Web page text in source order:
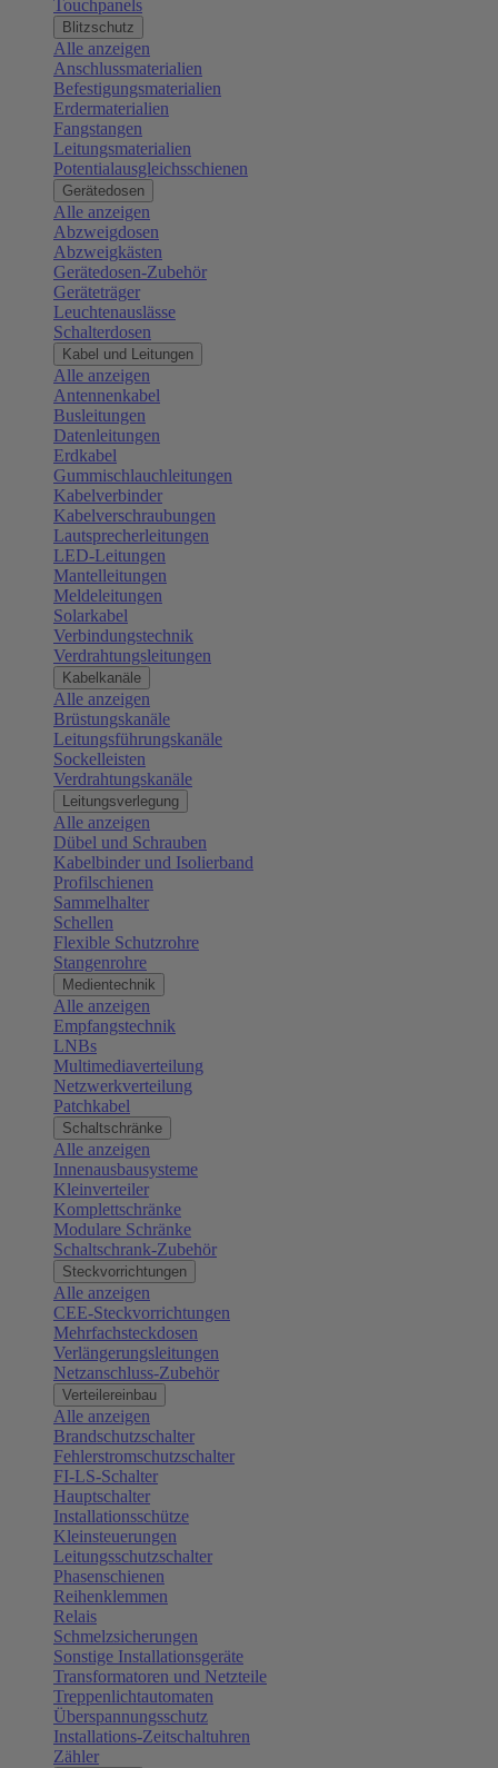
Touchpanels
Blitzschutz
Alle anzeigen
Anschlussmaterialien
Befestigungsmaterialien
Erdermaterialien
Fangstangen
Leitungsmaterialien
Potentialausgleichsschienen
Gerätedosen
Alle anzeigen
Abzweigdosen
Abzweigkästen
Gerätedosen-Zubehör
Geräteträger
Leuchtenauslässe
Schalterdosen
Kabel und Leitungen
Alle anzeigen
Antennenkabel
Busleitungen
Datenleitungen
Erdkabel
Gummischlauchleitungen
Kabelverbinder
Kabelverschraubungen
Lautsprecherleitungen
LED-Leitungen
Mantelleitungen
Meldeleitungen
Solarkabel
Verbindungstechnik
Verdrahtungsleitungen
Kabelkanäle
Alle anzeigen
Brüstungskanäle
Leitungsführungskanäle
Sockelleisten
Verdrahtungskanäle
Leitungsverlegung
Alle anzeigen
Dübel und Schrauben
Kabelbinder und Isolierband
Profilschienen
Sammelhalter
Schellen
Flexible Schutzrohre
Stangenrohre
Medientechnik
Alle anzeigen
Empfangstechnik
LNBs
Multimediaverteilung
Netzwerkverteilung
Patchkabel
Schaltschränke
Alle anzeigen
Innenausbausysteme
Kleinverteiler
Komplettschränke
Modulare Schränke
Schaltschrank-Zubehör
Steckvorrichtungen
Alle anzeigen
CEE-Steckvorrichtungen
Mehrfachsteckdosen
Verlängerungsleitungen
Netzanschluss-Zubehör
Verteilereinbau
Alle anzeigen
Brandschutzschalter
Fehlerstromschutzschalter
FI-LS-Schalter
Hauptschalter
Installationsschütze
Kleinsteuerungen
Leitungsschutzschalter
Phasenschienen
Reihenklemmen
Relais
Schmelzsicherungen
Sonstige Installationsgeräte
Transformatoren und Netzteile
Treppenlichtautomaten
Überspannungsschutz
Installations-Zeitschaltuhren
Zähler